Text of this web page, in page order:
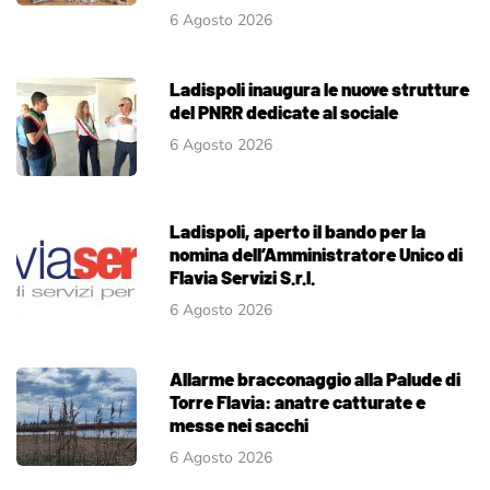
6 Agosto 2026
Ladispoli inaugura le nuove strutture
del PNRR dedicate al sociale
6 Agosto 2026
Ladispoli, aperto il bando per la
nomina dell’Amministratore Unico di
Flavia Servizi S.r.l.
6 Agosto 2026
Allarme bracconaggio alla Palude di
Torre Flavia: anatre catturate e
messe nei sacchi
6 Agosto 2026